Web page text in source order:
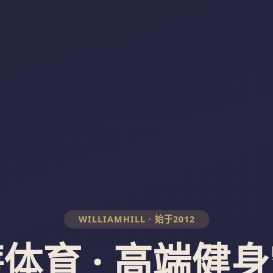
WILLIAMHILL · 始于2012
育 · 高端健